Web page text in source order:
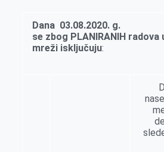
r
n
A
p
i
l
Dana03.08.2020. g.
sezbog PLANIRANIHradova
mrežiisključuju: